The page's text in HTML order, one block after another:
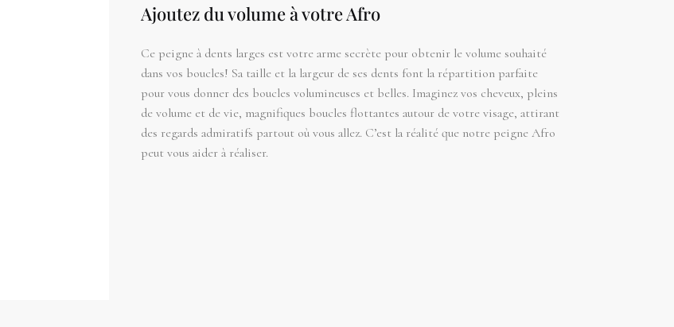
Ajoutez du volume à votre Afro
Ce peigne à dents larges est votre arme secrète pour obtenir le volume souhaité
dans vos boucles! Sa taille et la largeur de ses dents font la répartition parfaite
pour vous donner des boucles volumineuses et belles. Imaginez vos cheveux, pleins
de volume et de vie, magnifiques boucles flottantes autour de votre visage, attirant
des regards admiratifs partout où vous allez. C’est la réalité que notre peigne Afro
peut vous aider à réaliser.